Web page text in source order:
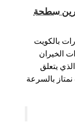
/ ونش كرين سطحة
بالكويت
الخيران
يتعلق
بالسرعة